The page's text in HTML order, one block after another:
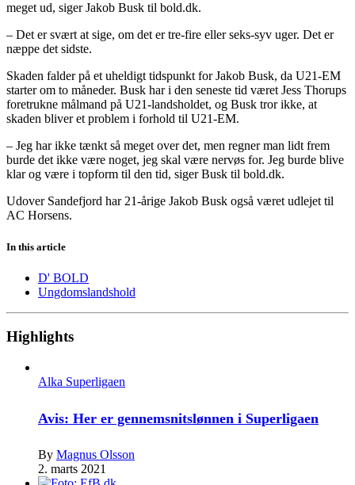
meget ud, siger Jakob Busk til bold.dk.
– Det er svært at sige, om det er tre-fire eller seks-syv uger. Det er
næppe det sidste.
Skaden falder på et uheldigt tidspunkt for Jakob Busk, da U21-EM
starter om to måneder. Busk har i den seneste tid været Jess Thorups
foretrukne målmand på U21-landsholdet, og Busk tror ikke, at
skaden bliver et problem i forhold til U21-EM.
– Jeg har ikke tænkt så meget over det, men regner man lidt frem
burde det ikke være noget, jeg skal være nervøs for. Jeg burde blive
klar og være i topform til den tid, siger Busk til bold.dk.
Udover Sandefjord har 21-årige Jakob Busk også været udlejet til
AC Horsens.
In this article
D' BOLD
Ungdomslandshold
Highlights
Alka Superligaen
Avis: Her er gennemsnitslønnen i Superligaen
By Magnus Olsson
2. marts 2021